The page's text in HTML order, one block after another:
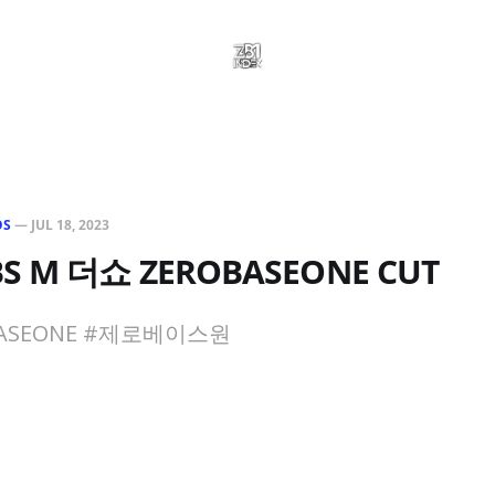
— JUL 18, 2023
M 더쇼 ZEROBASEONE CUT
#제로베이스원